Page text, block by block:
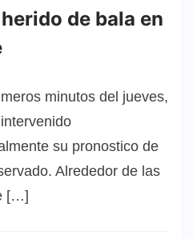
de bala en
minutos del jueves,
su pronostico de
Alrededor de las
[…]